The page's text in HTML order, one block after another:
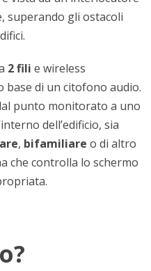
superando gli ostacoli
2 fili e wireless
di un citofono audio.
punto monitorato a uno
dell’edificio, sia
, bifamiliare o di altro
che controlla lo schermo